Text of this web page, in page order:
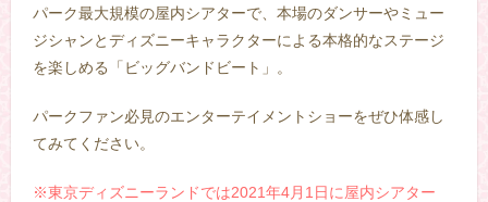
パーク最大規模の屋内シアターで、本場のダンサーやミュー
ジシャンとディズニーキャラクターによる本格的なステージ
を楽しめる「ビッグバンドビート」。
パークファン必見のエンターテイメントショーをぜひ体感し
てみてください。
※東京ディズニーランドでは2021年4月1日に屋内シアター